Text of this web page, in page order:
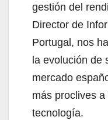
gestión del
Director de
Portugal, nos
la evolución de
mercado
más proclives
tecnología.